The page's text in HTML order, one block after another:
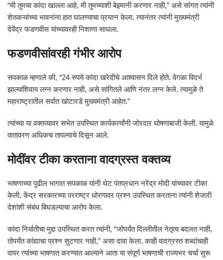
“मी तुमचा कांदा खाल्ला आहे, मी तुमच्याशी बेइमानी करणार नाही,” असे सांगत त्यांनी
शेतकऱ्यांच्या भावनांना हात घालण्याचा प्रयत्न केला. त्यानंतर त्यांनी मुख्यमंत्री
देवेंद्र फडणवीस यांच्यावरही निशाणा साधला.
फडणवीसांवरही गंभीर आरोप
सपकाळ म्हणाले की, “24 रुपये कांदा खरेदीचे आश्वासन दिले होते. वेगळा विदर्भ
झाल्याशिवाय लग्न करणार नाही, असे सांगितले आणि नंतर लग्न केले. त्यामुळे ते
महाराष्ट्रातील सर्वात खोटारडे मुख्यमंत्री आहेत.”
त्यांच्या या वक्तव्यावर सभेत उपस्थित कार्यकर्त्यांनी जोरदार घोषणाबाजी केली. यामुळे
वातावरण अधिकच तापल्याचे दिसून आले.
मोदींवर टीका करताना वादग्रस्त वक्तव्य
भाषणाच्या पुढील भागात सपकाळ यांनी थेट पंतप्रधान नरेंद्र मोदी यांच्यावर टीका
केली. केंद्र सरकारच्या परराष्ट्र धोरणावर प्रश्न उपस्थित करताना त्यांनी शेजारी
देशांशी संबंध बिघडल्याचा आरोप केला.
कांदा निर्यातीचा मुद्दा उपस्थित करत त्यांनी, “जोपर्यंत दिल्लीतील नेतृत्व बदलत नाही,
तोपर्यंत कांद्याचा प्रश्न सुटणार नाही,” असा दावा केला. काही वादग्रस्त शब्दांचाही
वापर त्यांच्या भाषणात करण्यात आल्याने आता या संपूर्ण भाषणाची राज्यभर चर्चा सुरू